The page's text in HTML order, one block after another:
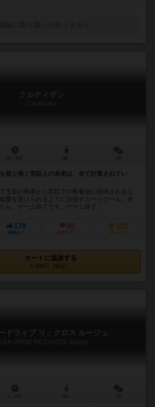
クルティザン
Courtisans
取り巻く宮廷人の未来は、全て計算されてい
王室の執事から宮廷での晩餐会に招待されるな
愛を受けられるように目指すカードゲーム。全
ら、ゲーム終了です。ゲーム終了...
178
経験あり
40
お気に入り
131
持ってる
カートに追加する
4,400円（税込）
ドライブ リ：クロス ルージュ
DRIVE RE:CROSS -Rouge